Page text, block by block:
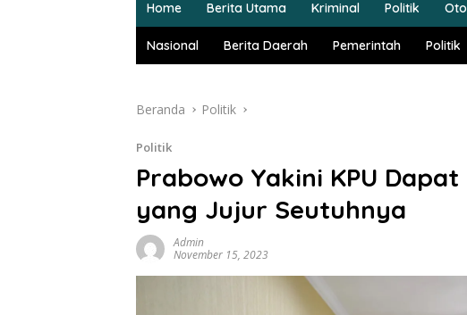
Home Berita Utama Kriminal Politik
Nasional Berita Daerah Pemerintah Politik
Beranda Politik
Politik
Prabowo Yakini KPU
yang Jujur Seutuhnya
Admin
November 15, 2023